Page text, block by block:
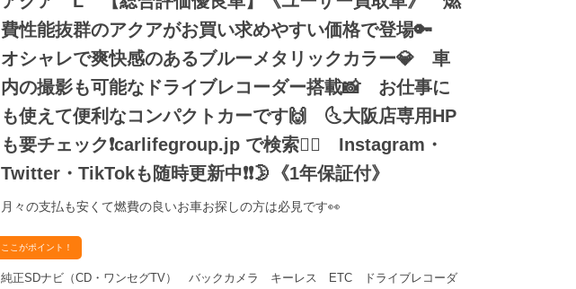
費性能抜群のアクアがお買い求めやすい価格で登場🔑
オシャレで爽快感のあるブルーメタリックカラー💎 車
内の撮影も可能なドライブレコーダー搭載📸 お仕事に
も使えて便利なコンパクトカーです🙌 🌜大阪店専用HP
も要チェック❗carlifegroup.jp で検索🕵️‍♂️ Instagram・
Twitter・TikTokも随時更新中❗❗🌛《1年保証付》
月々の支払も安くて燃費の良いお車お探しの方は必見です👀
ここがポイント！
純正SDナビ（CD・ワンセグTV） バックカメラ キーレス ETC ドライブレコーダ